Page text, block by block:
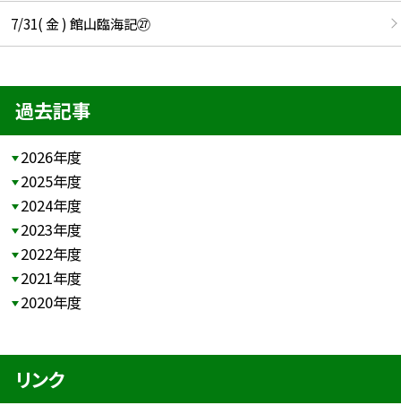
7/31( 金 ) 館山臨海記㉗
過去記事
2026年度
2025年度
2024年度
2023年度
2022年度
2021年度
2020年度
リンク